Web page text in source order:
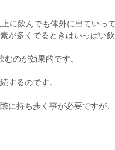
に飲んでも体外に出ていって
多くでるときはいっぱい飲
のが効果的です。
するのです。
持ち歩く事が必要ですが